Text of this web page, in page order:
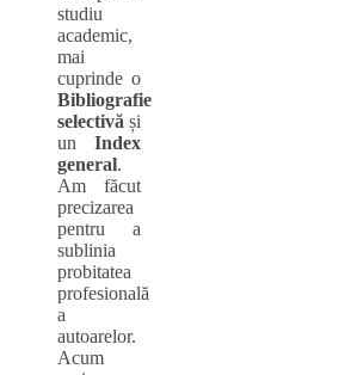
studiu
academic,
mai
cuprinde o
Bibliografie
selectivă și
un Index
general.
Am făcut
precizarea
pentru a
sublinia
probitatea
profesională
a
autoarelor.
Acum